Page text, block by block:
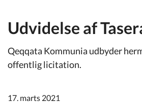
Selvbetjening
Kommuneplan
Udvidelse af
Qeqqata Kommunia udbyder
offentlig licitation.
17. marts 2021